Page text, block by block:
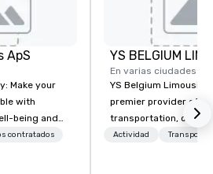
ApS
Make your
with
being and
Explore the
contratados
En varias ciudades
YS Belgium
premier provider of
transportation,
blend of elegance,
Actividad Transporte